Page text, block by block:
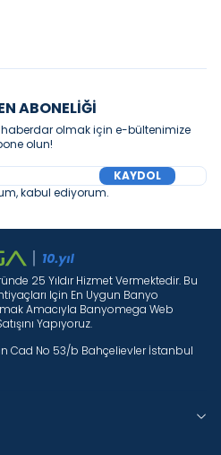
ABONELIĞI
olmak için e-bültenimize
olun!
KAYDOL
kabul ediyorum.
25 Yıldır Hizmet Vermektedir. Bu
Için En Uygun Banyo
Amacıyla Banyomega Web
Yapıyoruz.
Cad No 53/b Bahçelievler İstanbul